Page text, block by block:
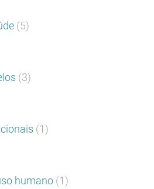
(5)
(3)
(1)
humano (1)